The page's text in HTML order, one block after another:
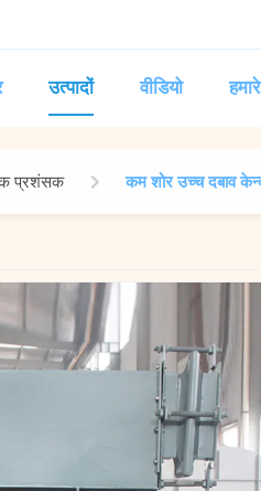
उत्पादों वीडियो
प्रशंसक कम शोर उच्च दबाव